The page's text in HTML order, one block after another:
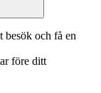
och få en
före ditt